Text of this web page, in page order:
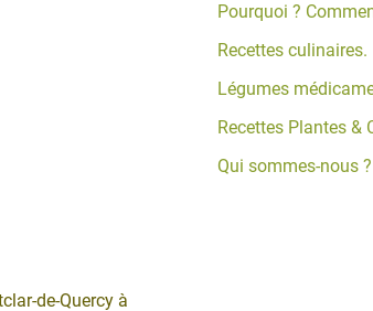
de-Quercy à
Pourquoi ?
Recettes culinaires.
Légumes
Recettes Plantes &
Qui sommes-nous ?